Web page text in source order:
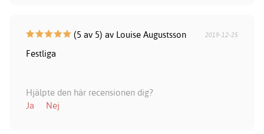
(5 av 5) av Louise Augustsson 2019-12-25
Festliga
Hjälpte den här recensionen dig?
Ja
Nej